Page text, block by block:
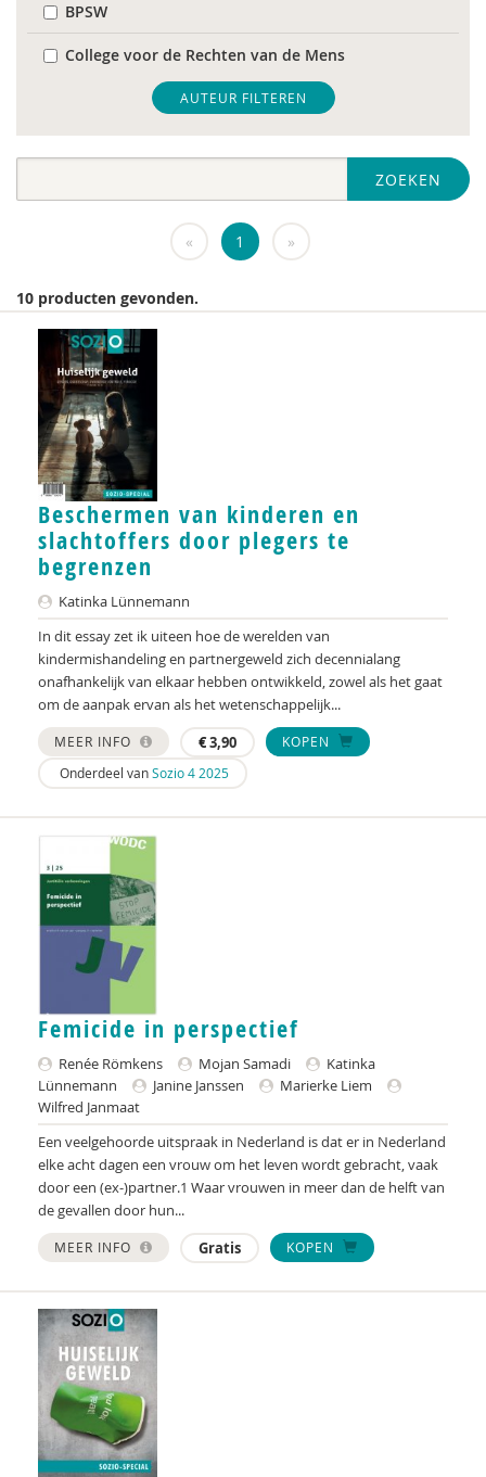
BPSW
College voor de Rechten van de Mens
De Raad voor Volksgezondheid & Samenleving
diverse
Fier
GREVIO
het Regeringscommissariaat seksueel
grensoverschrijdend gedrag en seksueel geweld
huisarts
KNMG
Landelijk Kenniscentrum LVB
LIDIE
Maatschappelijk Impact Team
Mariëlle Bruning
Mentale gezondheidsnetwerken
Movisie
Nederlandse Sportalliantie m.m.v. Stichting
Vreedzaam
NIDI
Pharos
QUT
Raad voor Volksgezondheid & Samenleving
Ramirelsyla Eloise
Regioplan
Sonja
United Nations Office for Disaster Risk Reduction
World Health Organization
WRR
René .C. Hoksbergen
Tim 'S Jongers
Jeugdautoriteit (JA)
AUTEUR FILTEREN
ZOEKEN
« 1 »
10 producten gevonden.
Beschermen van kinderen en
slachtoffers door plegers te
begrenzen
Katinka Lünnemann
In dit essay zet ik uiteen hoe de werelden van
kindermishandeling en partnergeweld zich decennialang
onafhankelijk van elkaar hebben ontwikkeld, zowel als het gaat
om de aanpak ervan als het wetenschappelijk...
MEER INFO €3,90
KOPEN
Onderdeel vanSozio 4 2025
Femicide in perspectief
Renée Römkens Mojan Samadi
Katinka
Lünnemann
Janine Janssen
Marierke Liem
Wilfred Janmaat
Een veelgehoorde uitspraak in Nederland is dat er in Nederland
elke acht dagen een vrouw om het leven wordt gebracht, vaak
door een (ex-)partner.1 Waar vrouwen in meer dan de helft van
de gevallen door hun...
MEER INFO Gratis KOPEN